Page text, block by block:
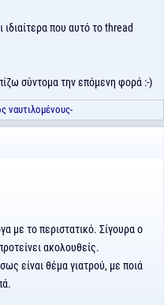
που αυτό το thread
σύντομα την επόμενη φορά :-)
ναυτιλομένους-
με το περιστατικό. Σίγουρα ο
ακολουθείς.
είναι θέμα γιατρού, με ποιά